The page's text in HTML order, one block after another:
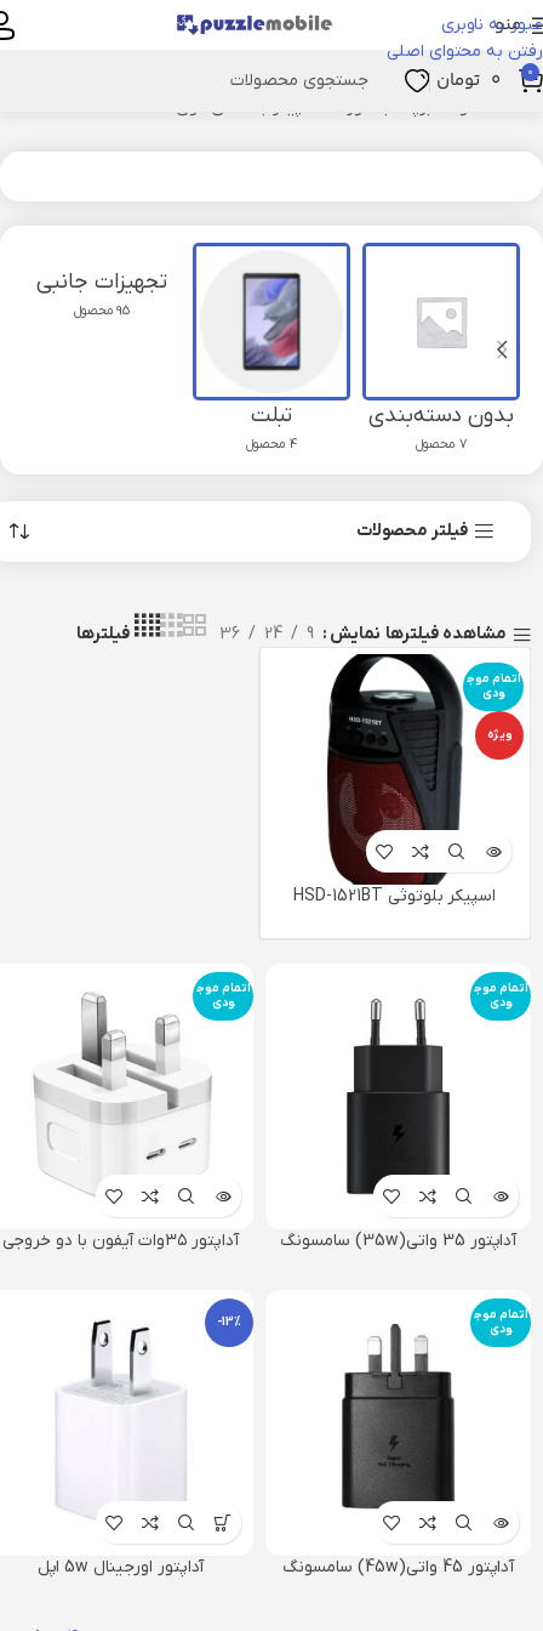
عبور به ناوبری
رفتن به محتوای اصلی
منو
0 ۰ تومان
محصولات برچسب خورده “اسپیکر با صدای قوی”
بدون دسته‌بندی
7 محصول
تبلت
4 محصول
تجهیزات جانبی
95 محصول
فیلتر محصولات
مشاهده فیلترها نمایش 9
24
36 فیلترها
اتمام موج
ودی
ویژه
اسپیکر بلوتوثی HSD-1521BT
اتمام موج
ودی
آداپتور 35 واتی(35w) سامسونگ
اتمام موج
ودی
آداپتور ۳۵وات آیفون با دو خروجی
اتمام موج
ودی
آداپتور 45 واتی(45w) سامسونگ
-13%
آداپتور اورجینال 5w اپل